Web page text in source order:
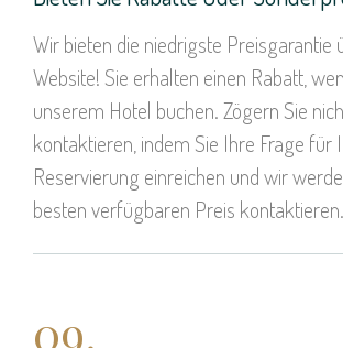
Wir bieten die niedrigste Preisgarantie
Website! Sie erhalten einen Rabatt,
unserem Hotel buchen. Zögern Sie
kontaktieren, indem Sie Ihre Frage für
Reservierung einreichen und wir
besten verfügbaren Preis kontaktieren.
09.